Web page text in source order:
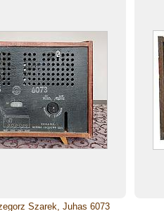
Szarek, Juhas 6073